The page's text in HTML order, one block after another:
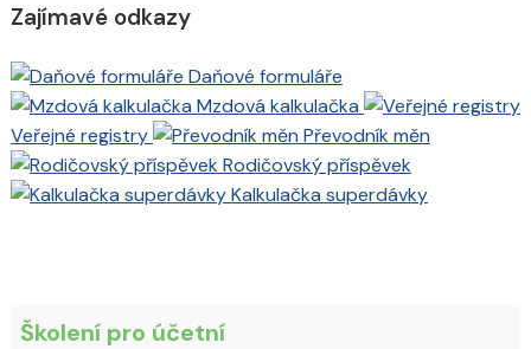
Zajímavé odkazy
Daňové formuláře
Mzdová kalkulačka
Veřejné registry
Převodník měn
Rodičovský příspěvek
Kalkulačka superdávky
Školení pro účetní